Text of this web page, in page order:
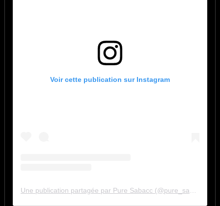
Voir cette publication sur Instagram